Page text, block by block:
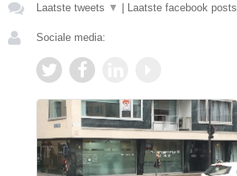
Laatste tweets ▼ Laatste facebook posts
Sociale media: